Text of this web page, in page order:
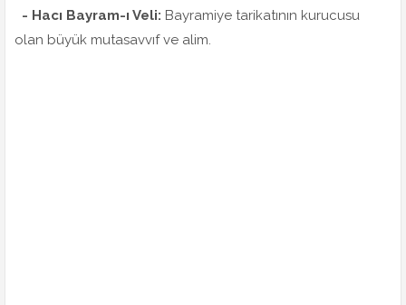
- Hacı Bayram-ı Veli: Bayramiye tarikatının kurucusu
olan büyük mutasavvıf ve alim.